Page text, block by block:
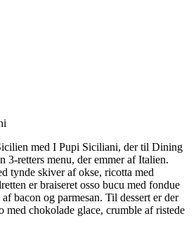
med I Pupi Siciliani, der til Dining
3-retters menu, der emmer af Italien.
tynde skiver af okse, ricotta med
er braiseret osso bucu med fondue
bacon og parmesan. Til dessert er der
med chokolade glace, crumble af ristede